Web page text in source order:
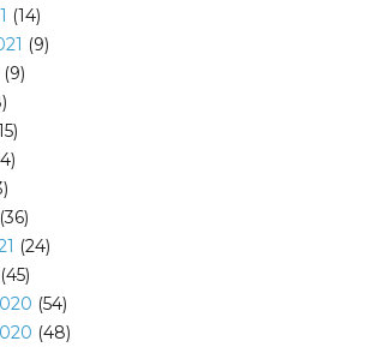
(14)
(9)
(9)
(36)
(24)
(45)
(54)
(48)